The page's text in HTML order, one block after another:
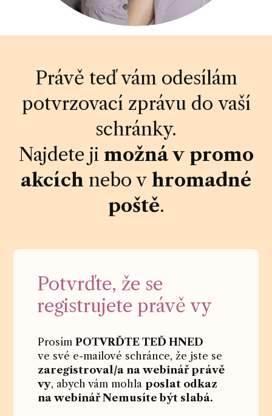
Právě teď vám odesílám
potvrzovací zprávu do vaší
schránky.
Najdete ji možná v promo
akcích nebo v hromadné
poště.
Potvrďte, že se
registrujete právě vy
ProsímPOTVRĎTE TEĎ HNED
ve své e-mailové schránce, že jste se
zaregistroval/a na webinář právě
vy, abych vám mohla poslat odkaz
na webinář Nemusíte být slabá.